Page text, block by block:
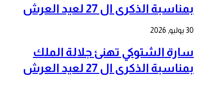
بمناسبة الذكرى ال 27 لعيد العرش
30 يوليو, 2026
سارة الشتوكي تهنئ جلالة الملك
بمناسبة الذكرى ال 27 لعيد العرش